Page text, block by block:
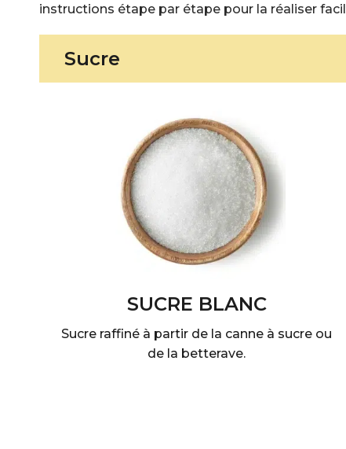
instructions étape par étape pour la réaliser
Sucre
SUCRE BLANC
Sucre raffiné à partir de la canne à sucre ou
de la betterave.